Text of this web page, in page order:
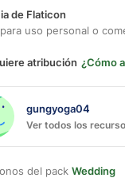
de Flaticon
uso personal o
atribución ¿Cómo
gungyoga04
Ver todos los
del pack Wedding